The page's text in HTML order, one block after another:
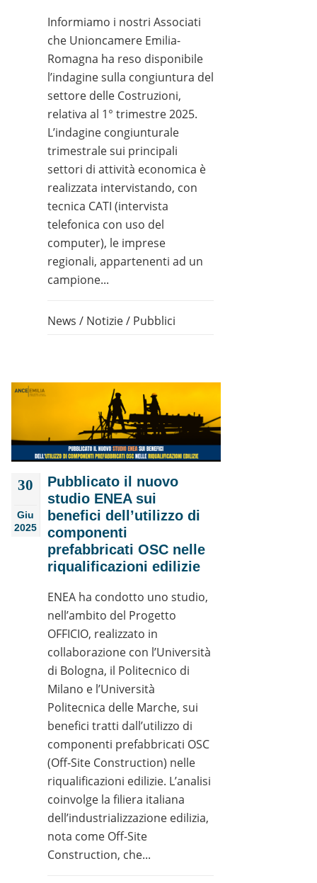
Informiamo i nostri Associati
che Unioncamere Emilia-
Romagna ha reso disponibile
l’indagine sulla congiuntura del
settore delle Costruzioni,
relativa al 1° trimestre 2025.
L’indagine congiunturale
trimestrale sui principali
settori di attività economica è
realizzata intervistando, con
tecnica CATI (intervista
telefonica con uso del
computer), le imprese
regionali, appartenenti ad un
campione...
News / Notizie/ Pubblici
30
Giu
2025
Pubblicato il nuovo
studio ENEA sui
benefici dell’utilizzo di
componenti
prefabbricati OSC nelle
riqualificazioni edilizie
ENEA ha condotto uno studio,
nell’ambito del Progetto
OFFICIO, realizzato in
collaborazione con l’Università
di Bologna, il Politecnico di
Milano e l’Università
Politecnica delle Marche, sui
benefici tratti dall’utilizzo di
componenti prefabbricati OSC
(Off-Site Construction) nelle
riqualificazioni edilizie. L’analisi
coinvolge la filiera italiana
dell’industrializzazione edilizia,
nota come Off-Site
Construction, che...